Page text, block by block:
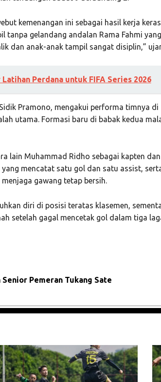
kemenangan ini sebagai hasil kerja
tanpa gelandang andalan Rama Fahmi yang
dan anak-anak tampil sangat disiplin,”
Perdana untuk FIFA Series 2026
Pramono, mengakui performa timnya di
utama. Formasi baru di babak kedua
lain Muhammad Ridho sebagai kapten dan
yang mencatat satu gol dan satu assist,
gawang tetap bersih.
diri di posisi teratas klasemen,
setelah gagal mencetak gol dalam tiga
Pemeran Tukang Sate